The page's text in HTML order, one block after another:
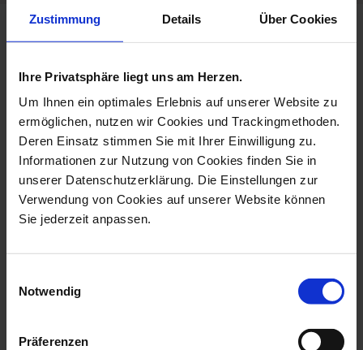
Zustimmung Details Über Cookies
Ihre Privatsphäre liegt uns am Herzen.
Um Ihnen ein optimales Erlebnis auf unserer Website zu
ermöglichen, nutzen wir Cookies und Trackingmethoden.
Deren Einsatz stimmen Sie mit Ihrer Einwilligung zu.
Informationen zur Nutzung von Cookies finden Sie in
unserer Datenschutzerklärung. Die Einstellungen zur
Verwendung von Cookies auf unserer Website können
Sie jederzeit anpassen.
Notwendig
Präferenzen
more products from the waves
White, H ...
$30.00
Storm Lamp, Shape
Waves Relief, Wh...